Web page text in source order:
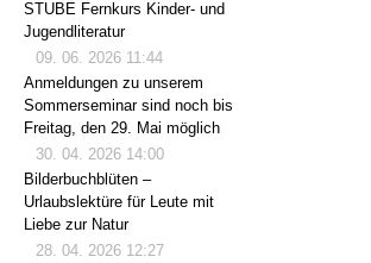
STUBE Fernkurs Kinder- und
Jugendliteratur
09. 06. 2026 11:44
Anmeldungen zu unserem
Sommerseminar sind noch bis
Freitag, den 29. Mai möglich
30. 04. 2026 14:00
Bilderbuchblüten –
Urlaubslektüre für Leute mit
Liebe zur Natur
28. 04. 2026 12:27